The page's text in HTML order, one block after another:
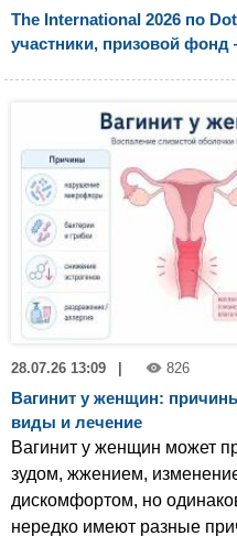
The International 2026 по
участники, призовой
28.07.26 13:09 | 826
Вагинит у женщин:
виды и лечение
Вагинит у женщин может
зудом, жжением,
дискомфортом, но
нередко имеют разные